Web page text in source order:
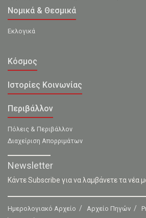
Νομικά & Θεσμικά
Εκλογικά
Κόσμος
Ιστορίες Κοινωνίας
Περιβάλλον
Πόλεις & Περιβάλλον
Διαχείριση Απορριμάτων
Newsletter
Κάντε Subscribe για να λαμβάνετε τα
Ημερολογιακό Αρχείο Αρχείο Πηγών